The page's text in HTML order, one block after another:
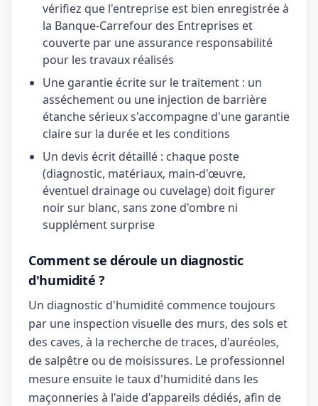
vérifiez que l'entreprise est bien enregistrée à
la Banque-Carrefour des Entreprises et
couverte par une assurance responsabilité
pour les travaux réalisés
Une garantie écrite sur le traitement : un
asséchement ou une injection de barrière
étanche sérieux s'accompagne d'une garantie
claire sur la durée et les conditions
Un devis écrit détaillé : chaque poste
(diagnostic, matériaux, main-d'œuvre,
éventuel drainage ou cuvelage) doit figurer
noir sur blanc, sans zone d'ombre ni
supplément surprise
Comment se déroule un diagnostic
d'humidité ?
Un diagnostic d'humidité commence toujours
par une inspection visuelle des murs, des sols et
des caves, à la recherche de traces, d'auréoles,
de salpêtre ou de moisissures. Le professionnel
mesure ensuite le taux d'humidité dans les
maçonneries à l'aide d'appareils dédiés, afin de